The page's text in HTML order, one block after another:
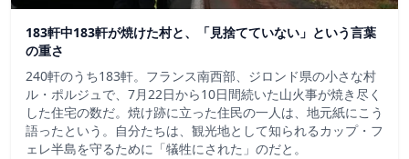
183軒中183軒が焼けた村と、「見捨てていない」という言葉
の重さ
240軒のうち183軒。フランス南西部、ジロンド県の小さな村
ル・ポルジュで、7月22日から10日間続いた山火事が焼き尽く
した住宅の数だ。焼け跡に立った住民の一人は、地元紙にこう
語ったという。自分たちは、観光地として知られるカップ・フ
ェレ半島を守るために「犠牲にされた」のだと。